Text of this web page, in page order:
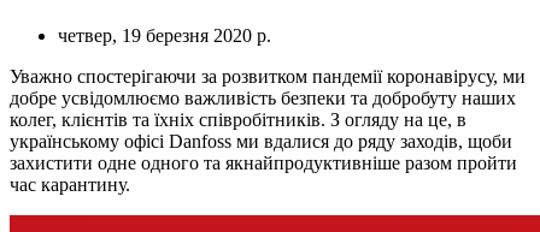
четвер, 19 березня 2020 р.
Уважно спостерігаючи за розвитком пандемії коронавірусу, ми
добре усвідомлюємо важливість безпеки та добробуту наших
колег, клієнтів та їхніх співробітників. З огляду на це, в
українському офісі Danfoss ми вдалися до ряду заходів, щоби
захистити одне одного та якнайпродуктивніше разом пройти
час карантину.